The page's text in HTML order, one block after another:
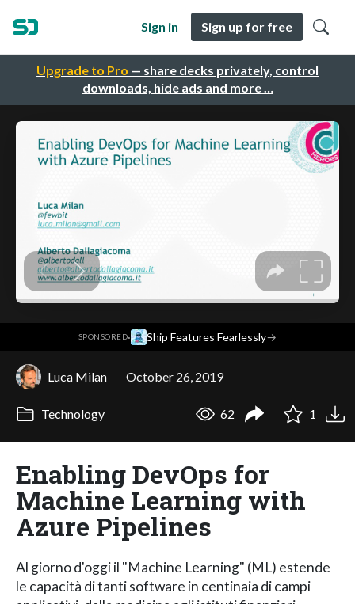
Upgrade to Pro — share decks privately, control
downloads, hide ads and more …
Sign in Sign up for free
SPONSORED· Ship Features Fearlessly→
Luca Milan October 26, 2019
Technology 62 1
Enabling DevOps for
Machine Learning with
Azure Pipelines
Al giorno d'oggi il "Machine Learning" (ML) estende
le capacità di tanti software in centinaia di campi